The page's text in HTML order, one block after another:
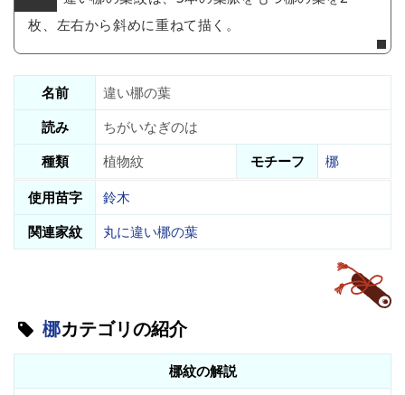
枚、左右から斜めに重ねて描く。
名前
違い梛の葉
読み
ちがいなぎのは
種類
植物紋 モチーフ
梛
使用苗字
鈴木
関連家紋
丸に違い梛の葉
梛カテゴリの紹介
梛紋の解説